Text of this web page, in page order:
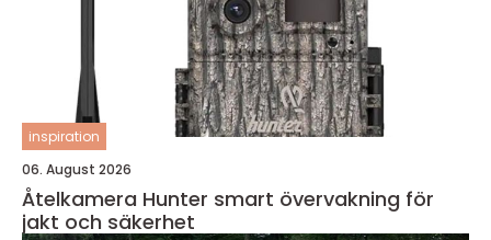
inspiration
06. August 2026
Åtelkamera Hunter smart övervakning för
jakt och säkerhet